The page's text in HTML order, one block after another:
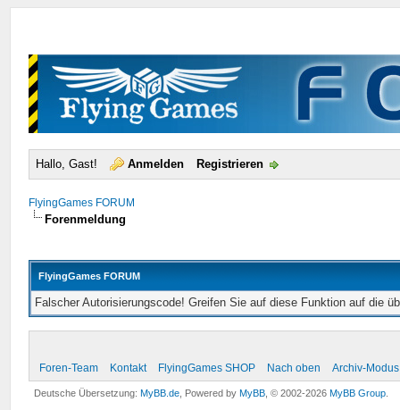
Hallo, Gast! Anmelden Registrieren
FlyingGames FORUM
Forenmeldung
FlyingGames FORUM
Falscher Autorisierungscode! Greifen Sie auf diese Funktion auf die
Foren-Team Kontakt FlyingGames SHOP Nach oben Archiv-Modus
Deutsche Übersetzung:MyBB.de , Powered byMyBB , © 2002-2026MyBB Group